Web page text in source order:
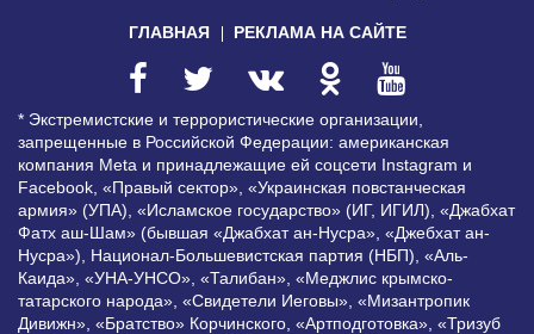
ГЛАВНАЯ РЕКЛАМА НА САЙТЕ
* Экстремистские и террористические организации,
запрещенные в Российской Федерации: американская
компания Meta и принадлежащие ей соцсети Instagram и
Facebook, «Правый сектор», «Украинская повстанческая
армия» (УПА), «Исламское государство» (ИГ, ИГИЛ), «Джабхат
Фатх аш-Шам» (бывшая «Джабхат ан-Нусра», «Джебхат ан-
Нусра»), Национал-Большевистская партия (НБП), «Аль-
Каида», «УНА-УНСО», «Талибан», «Меджлис крымско-
татарского народа», «Свидетели Иеговы», «Мизантропик
Дивижн», «Братство» Корчинского, «Артподготовка», «Тризуб